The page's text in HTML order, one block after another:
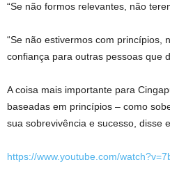
“Se não formos relevantes, não
“Se não estivermos com princípios,
confiança para outras pessoas que
A coisa mais importante para
baseadas em princípios – como
sua sobrevivência e sucesso, disse
https://www.youtube.com/